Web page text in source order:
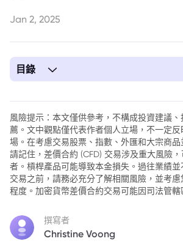
Jan 2, 2025
目錄
3. 總結
風險提示：本文僅供參考，不構成投資建議
薦。文中觀點僅代表作者個人立場，不一定反
場。在考慮交易股票、指數、外匯和大宗商品
請記住，差價合約 (CFD) 交易涉及重大風險
者。槓桿產品可能導致本金損失。過往業績
交易之前，請務必充分了解相關風險，並考
程度。加密貨幣差價合約交易可能因司法管轄
撰寫者
Christine Voong